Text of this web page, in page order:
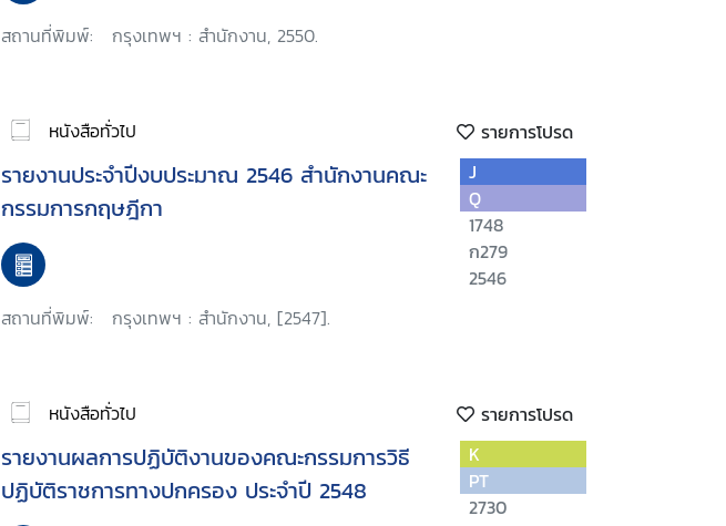
สถานที่พิมพ์: กรุงเทพฯ : สำนักงาน, 2550.
หนังสือทั่วไป รายการโปรด
รายงานประจำปีงบประมาณ 2546 สำนักงานคณะ
กรรมการกฤษฎีกา
สถานที่พิมพ์: กรุงเทพฯ : สำนักงาน, [2547].
J
Q
1748
ก279
2546
หนังสือทั่วไป รายการโปรด
รายงานผลการปฏิบัติงานของคณะกรรมการวิธี
ปฏิบัติราชการทางปกครอง ประจำปี 2548
K
PT
2730